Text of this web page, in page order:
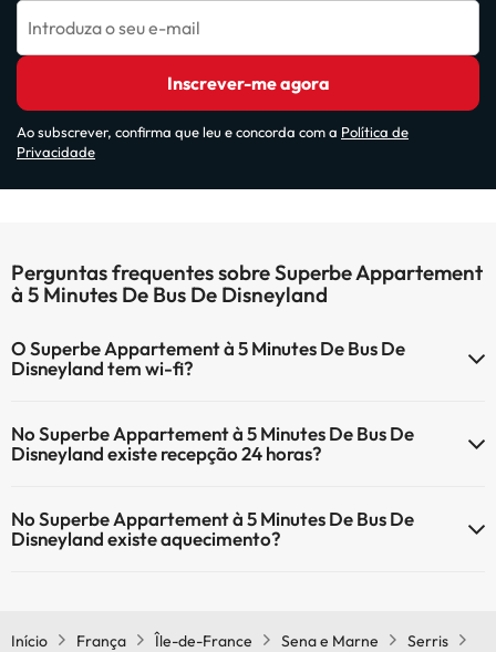
Introduza o seu e-mail
Inscrever-me agora
Ao subscrever, confirma que leu e concorda com a Política de
Privacidade
Perguntas frequentes sobre Superbe Appartement
à 5 Minutes De Bus De Disneyland
O Superbe Appartement à 5 Minutes De Bus De
Disneyland tem wi-fi?
Fi.
No Superbe Appartement à 5 Minutes De Bus De
Disneyland existe recepção 24 horas?
recepção 24 horas.
No Superbe Appartement à 5 Minutes De Bus De
Disneyland existe aquecimento?
Início
França Île-de-France Sena e Marne
Serris